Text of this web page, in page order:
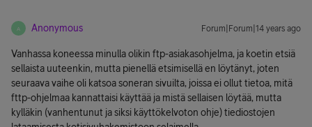
A Anonymous Forum|Forum|14 years ago
Vanhassa koneessa minulla olikin ftp-asiakasohjelma, ja koetin etsiä
sellaista uuteenkin, mutta pienellä etsimisellä en löytänyt, joten
seuraava vaihe oli katsoa soneran sivuilta, joissa ei ollut tietoa, mitä
fttp-ohjelmaa kannattaisi käyttää ja mistä sellaisen löytää, mutta
kylläkin (vanhentunut ja siksi käyttökelvoton ohje) tiediostojen